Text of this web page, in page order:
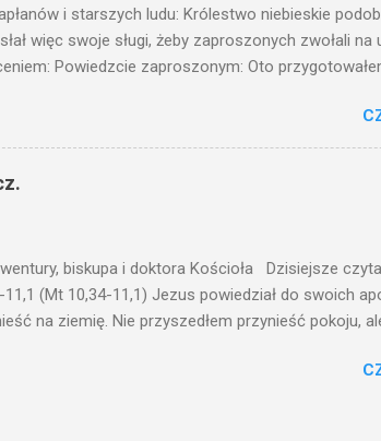
i starszych ludu: Królestwo niebieskie
więc swoje sługi, żeby zaproszonych zwołali na
Powiedzcie zaproszonym: Oto
sługi i znieważywszy [ich], pozabijali. Na to król
a miasto ich spalić. Wtedy rzekł swoim
Idźcie więc na rozstajne drogi i zaproście na ucztę
których napotkali: złych i dobrych. I sala
biskupa i doktora Kościoła Dzisiejsze
(Mt 10,34-11,1) Jezus powiedział do swoich
na ziemię. Nie przyszedłem przynieść pokoju,
ojca lub matkę bardziej niż Mnie, nie jest Mnie